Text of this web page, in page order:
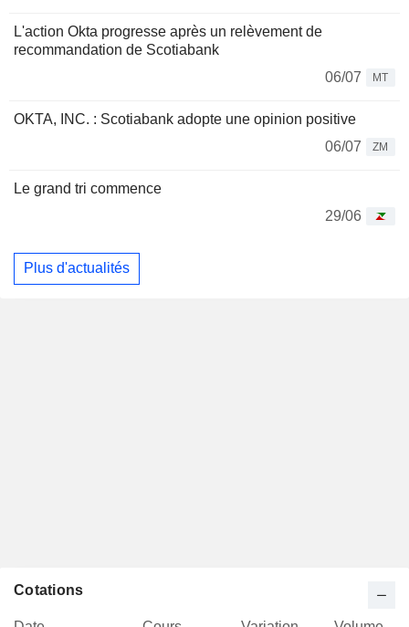
L'action Okta progresse après un relèvement de
recommandation de Scotiabank
06/07
MT
OKTA, INC. : Scotiabank adopte une opinion positive
06/07
ZM
Le grand tri commence
29/06
Plus d'actualités
Cotations